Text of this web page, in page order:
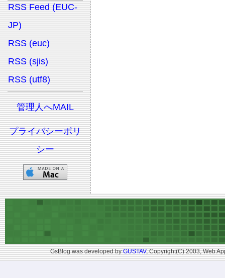
RSS Feed (EUC-
JP)
RSS (euc)
RSS (sjis)
RSS (utf8)
管理人へMAIL
プライバシーポリ
シー
GsBlog was developed byGUSTAV, Copyright(C) 2003, Web